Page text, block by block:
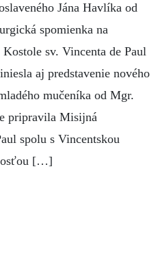
Jána Havlíka od
spomienka na
sv. Vincenta de Paul
aj predstavenie nového
mučeníka od Mgr.
pripravila Misijná
spolu s Vincentskou
[…]